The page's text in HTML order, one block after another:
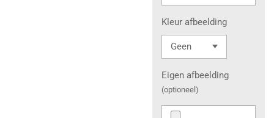
Kleur afbeelding
Eigen afbeelding
(optioneel)